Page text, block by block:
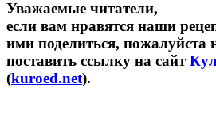
Уважаемые читатели,
если вам нравятся наши
ими поделиться, пожалуйста
поставить ссылку на сайт
(kuroed.net).